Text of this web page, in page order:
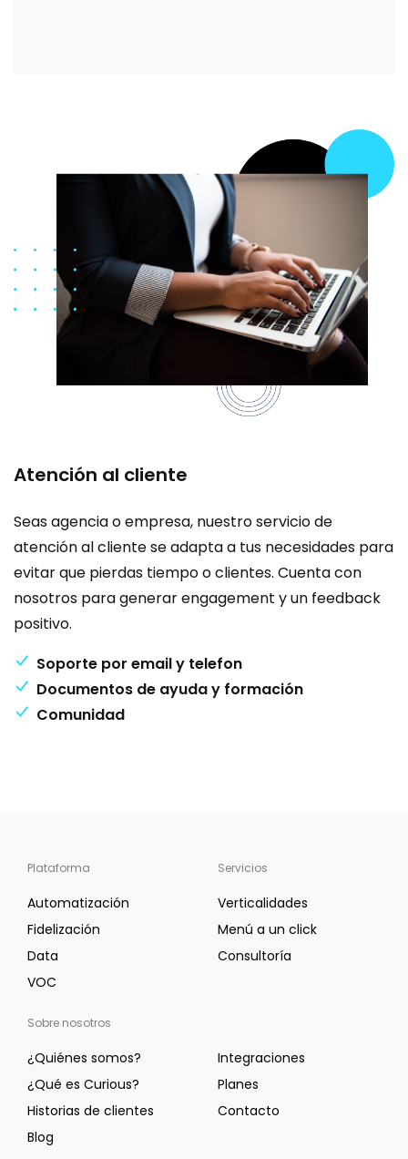
Atención al cliente
Seas agencia o empresa, nuestro servicio de
atención al cliente se adapta a tus necesidades para
evitar que pierdas tiempo o clientes. Cuenta con
nosotros para generar engagement y un feedback
positivo.
Soporte por email y telefon
Documentos de ayuda y formación
Comunidad
Plataforma
Automatización
Fidelización
Data
VOC
Servicios
Verticalidades
Menú a un click
Consultoría
Sobre nosotros
¿Quiénes somos?
¿Qué es Curious?
Historias de clientes
Blog
Integraciones
Planes
Contacto